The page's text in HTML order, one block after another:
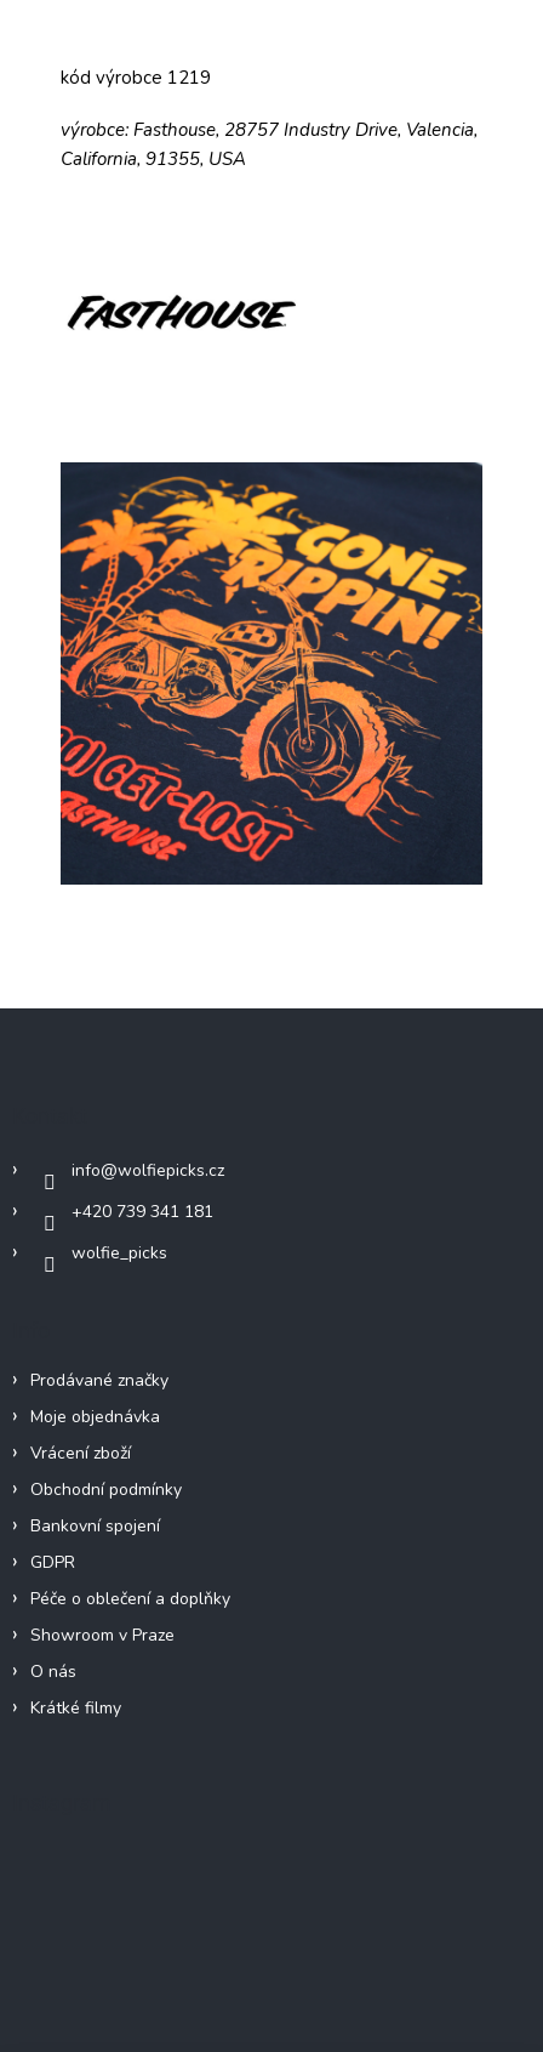
kód výrobce 1219
výrobce: Fasthouse, 28757 Industry Drive, Valencia,
California, 91355, USA
info@wolfiepicks.cz
+420 739 341 181
wolfie_picks
Prodávané značky
Moje objednávka
Vrácení zboží
Obchodní podmínky
Bankovní spojení
GDPR
Péče o oblečení a doplňky
Showroom v Praze
O nás
Krátké filmy